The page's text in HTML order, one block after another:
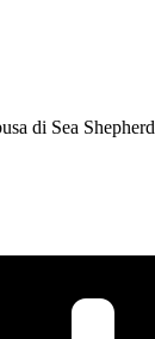
di Sea Shepherd